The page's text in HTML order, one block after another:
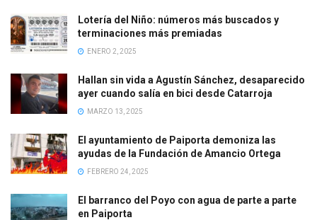
Lotería del Niño: números más buscados y
terminaciones más premiadas
ENERO 2, 2025
Hallan sin vida a Agustín Sánchez, desaparecido
ayer cuando salía en bici desde Catarroja
MARZO 13, 2025
El ayuntamiento de Paiporta demoniza las
ayudas de la Fundación de Amancio Ortega
FEBRERO 24, 2025
El barranco del Poyo con agua de parte a parte
en Paiporta